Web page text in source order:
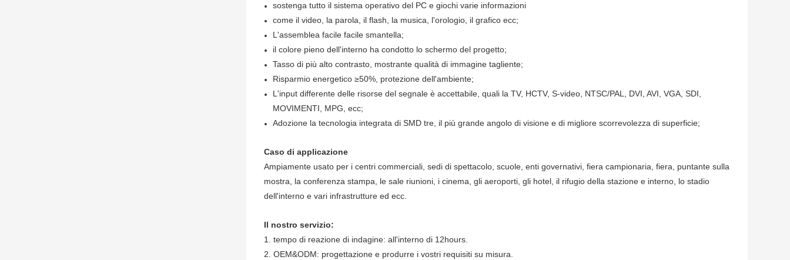
sostenga tutto il sistema operativo del PC e giochi varie informazioni
come il video, la parola, il flash, la musica, l'orologio, il grafico ecc;
L'assemblea facile facile smantella;
il colore pieno dell'interno ha condotto lo schermo del progetto;
Tasso di più alto contrasto, mostrante qualità di immagine tagliente;
Risparmio energetico ≥50%, protezione dell'ambiente;
L'input differente delle risorse del segnale è accettabile, quali la TV, HCTV, S-video, NTSC/PAL, DVI, AVI, VGA, SDI,
MOVIMENTI, MPG, ecc;
Adozione la tecnologia integrata di SMD tre, il più grande angolo di visione e di migliore scorrevolezza di superficie;
Caso di applicazione
Ampiamente usato per i centri commerciali, sedi di spettacolo, scuole, enti governativi, fiera campionaria, fiera, puntante sulla
mostra, la conferenza stampa, le sale riunioni, i cinema, gli aeroporti, gli hotel, il rifugio della stazione e interno, lo stadio
dell'interno e vari infrastrutture ed ecc.
Il nostro servizio:
1. tempo di reazione di indagine: all'interno di 12hours.
2. OEM&ODM: progettazione e produrre i vostri requisiti su misura.